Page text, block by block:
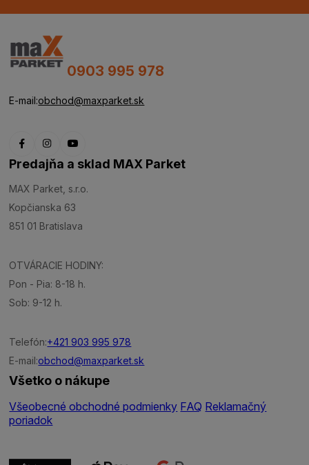
0903 995 978
E-mail:obchod@maxparket.sk
Predajňa a sklad MAX Parket
MAX Parket, s.r.o.
Kopčianska 63
851 01 Bratislava
OTVÁRACIE HODINY:
Pon - Pia: 8-18 h.
Sob: 9-12 h.
Telefón:+421 903 995 978
E-mail:obchod@maxparket.sk
Všetko o nákupe
Všeobecné obchodné podmienky FAQ Reklamačný
poriadok